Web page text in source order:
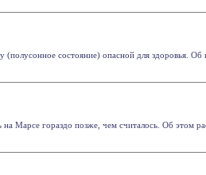
состояние) опасной для здоровья. Об
Марсе гораздо позже, чем считалось. Об этом